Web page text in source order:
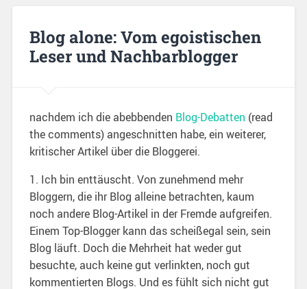
Blog alone: Vom egoistischen
Leser und Nachbarblogger
nachdem ich die abebbenden Blog-Debatten (read
the comments) angeschnitten habe, ein weiterer,
kritischer Artikel über die Bloggerei.
1. Ich bin enttäuscht. Von zunehmend mehr
Bloggern, die ihr Blog alleine betrachten, kaum
noch andere Blog-Artikel in der Fremde aufgreifen.
Einem Top-Blogger kann das scheißegal sein, sein
Blog läuft. Doch die Mehrheit hat weder gut
besuchte, auch keine gut verlinkten, noch gut
kommentierten Blogs. Und es fühlt sich nicht gut